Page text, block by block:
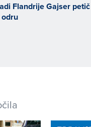
Flandrije Gajser